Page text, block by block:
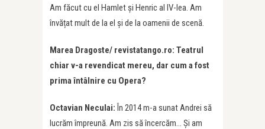
Am făcut cu el Hamlet și Henric al IV-lea. Am
învățat mult de la el și de la oamenii de scenă.
Marea Dragoste/ revistatango.ro: Teatrul
chiar v-a revendicat mereu, dar cum a fost
prima întâlnire cu Opera?
Octavian Neculai:În 2014 m-a sunat Andrei să
lucrăm împreună. Am zis să încercăm… Și am